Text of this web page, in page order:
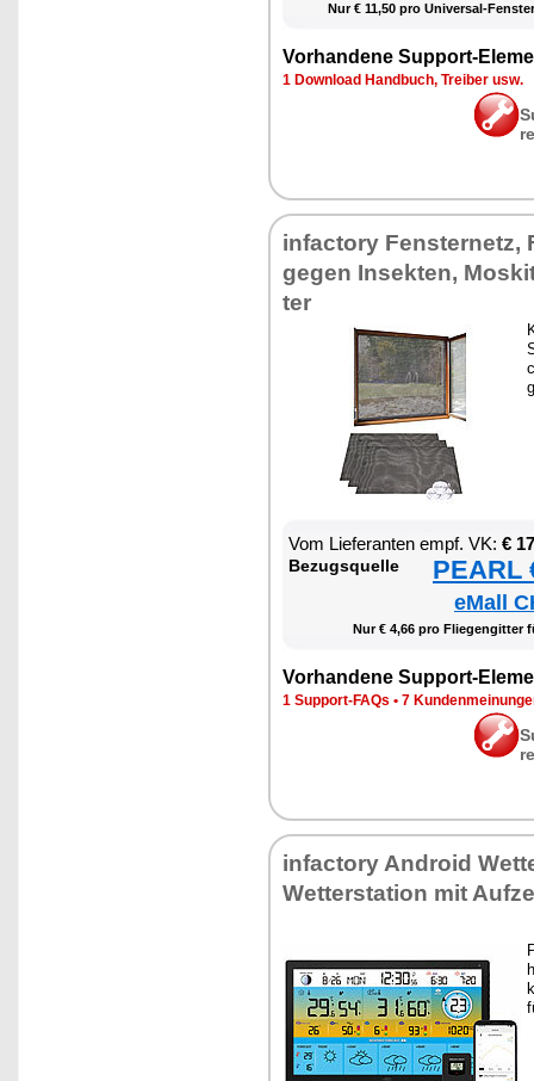
Nur € 11,50 pro Uni­ver­sal-
Vor­han­de­ne Sup­port-
1 Down­load Hand­buch, Trei­ber usw.
in­fac­to­ry Fen­ster­netz,
ge­gen In­sek­ten,
ter
Vom Lie­fe­ran­ten empf. VK: €
Be­zugs­quel­le PEARL
eMall
Nur € 4,66 pro Flie­gen­git­ter
Vor­han­de­ne Sup­port-
1 Sup­port-FAQs • 7
in­fac­to­ry An­dro­id
Wet­ter­sta­ti­on mit